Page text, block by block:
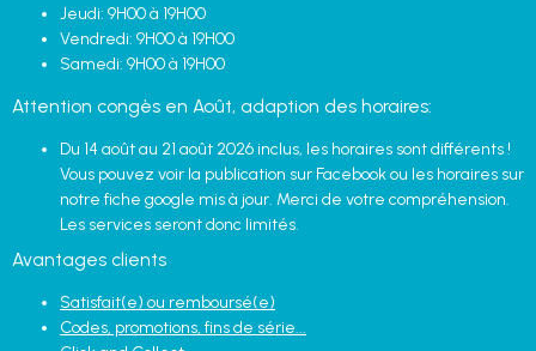
Jeudi: 9H00 à 19H00
Vendredi: 9H00 à 19H00
Samedi: 9H00 à 19H00
Attention congès en Août, adaption des horaires:
Du 14 août au 21 août 2026 inclus, les horaires sont différents !
Vous pouvez voir la publication sur Facebook ou les horaires sur
notre fiche google mis à jour. Merci de votre compréhension.
Les services seront donc limités.
Avantages clients
Satisfait(e) ou remboursé(e)
Codes, promotions, fins de série...